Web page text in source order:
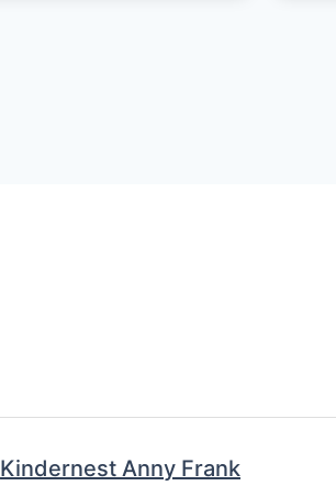
Kindernest Anny Frank